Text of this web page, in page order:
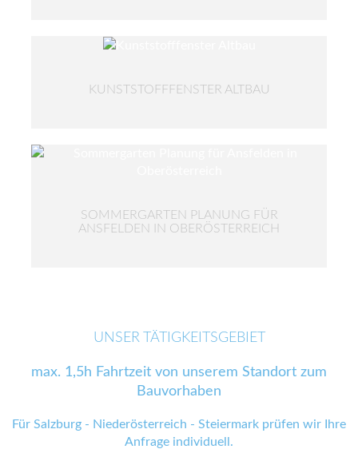
KUNSTSTOFFFENSTER ALTBAU
SOMMERGARTEN PLANUNG FÜR
ANSFELDEN IN OBERÖSTERREICH
UNSER TÄTIGKEITSGEBIET
max. 1,5h Fahrtzeit von unserem Standort zum
Bauvorhaben
Für Salzburg - Niederösterreich - Steiermark prüfen wir Ihre
Anfrage individuell.